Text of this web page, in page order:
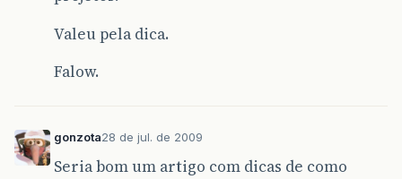
Valeu pela dica.
Falow.
gonzota28 de jul. de 2009
Seria bom um artigo com dicas de como